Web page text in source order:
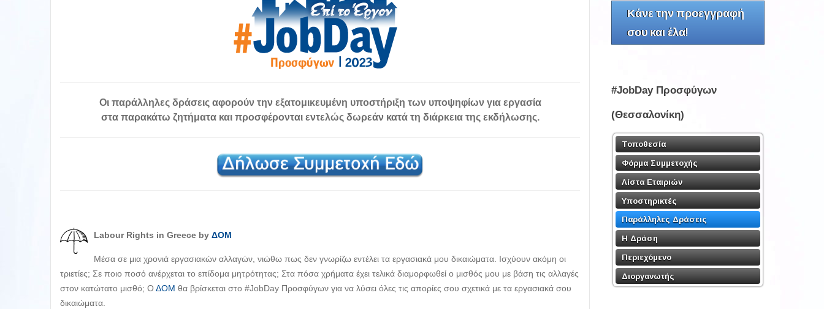
Οι παράλληλες δράσεις αφορούν την εξατομικευμένη υποστήριξη των υποψηφίων για εργασία
στα παρακάτω ζητήματα και προσφέρονται εντελώς δωρεάν κατά τη διάρκεια της εκδήλωσης.
Labour Rights in Greece by ΔΟΜ
Μέσα σε μια χρονιά εργασιακών αλλαγών, νιώθω πως δεν γνωρίζω εντέλει τα εργασιακά μου δικαιώματα. Ισχύουν ακόμη οι
τριετίες; Σε ποιο ποσό ανέρχεται το επίδομα μητρότητας; Στα πόσα χρήματα έχει τελικά διαμορφωθεί ο μισθός μου με βάση τις αλλαγές
στον κατώτατο μισθό; ΟΔΟΜ θα βρίσκεται στο #JobDay Προσφύγων για να λύσει όλες τις απορίες σου σχετικά με τα εργασιακά σου
δικαιώματα.
Κάνε την προεγγραφή
σου και έλα!
#JobDay Προσφύγων
(Θεσσαλονίκη)
Τοποθεσία
Φόρμα Συμμετοχής
Λίστα Εταιριών
Υποστηρικτές
Παράλληλες Δράσεις
Η Δράση
Περιεχόμενο
Διοργανωτής